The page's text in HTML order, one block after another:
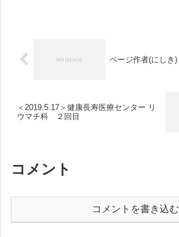
ページ作者(にしき)
＜2019.5.17＞健康長寿医療センター リ
ウマチ科 ２回目
コメント
コメントを書き込む